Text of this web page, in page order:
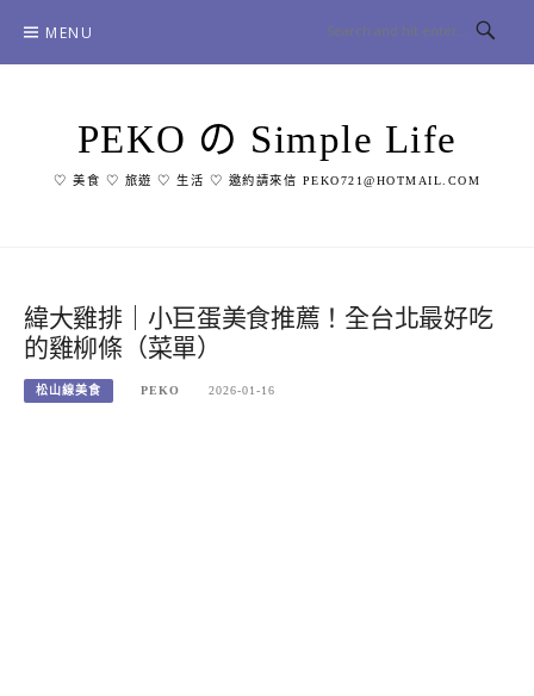
content
MENU
PEKO の Simple Life
♡ 美食 ♡ 旅遊 ♡ 生活 ♡ 邀約請來信 PEKO721@HOTMAIL.COM
緯大雞排｜小巨蛋美食推薦！全台北最好吃
的雞柳條（菜單）
松山線美食 PEKO 2026-01-16